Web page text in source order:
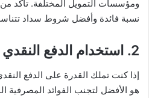
ومؤسسات التمويل المختلفة. تأكد
نسبة فائدة وأفضل شروط سداد
2. استخدام الدفع النقدي
إذا كنت تملك القدرة على الدفع
هو الأفضل لتجنب الفوائد المصرفية